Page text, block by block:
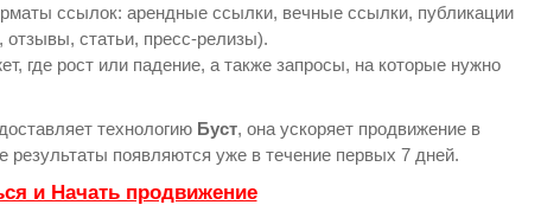
ссылок: арендные ссылки, вечные ссылки, публикации
отзывы, статьи, пресс-релизы).
где рост или падение, а также запросы, на которые нужно
технологию Буст, она ускоряет продвижение в
результаты появляются уже в течение первых 7 дней.
и Начать продвижение